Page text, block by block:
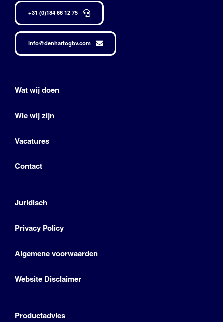
+31 (0)184 66 12 75
info@denhartogbv.com
Wat wij doen
Wie wij zijn
Vacatures
Contact
Juridisch
Privacy Policy
Algemene voorwaarden
Website Disclaimer
Productadvies